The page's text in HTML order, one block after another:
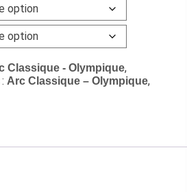
Classique - Olympique,
Arc Classique – Olympique,